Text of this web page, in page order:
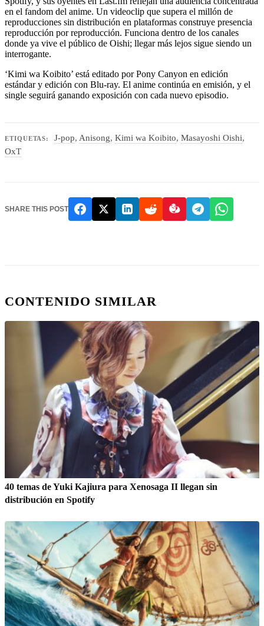
en el fandom del anime. Un videoclip que supera el millón de
reproducciones sin distribución en plataformas construye presencia
reproducción por reproducción. Funciona dentro de los canales
donde ya vive el público de Oishi; llegar más lejos sigue siendo un
interrogante.
‘Kimi wa Koibito’ está editado por Pony Canyon en edición
estándar y edición con Blu-ray. El anime continúa en emisión, y el
single seguirá ganando exposición con cada nuevo episodio.
ETIQUETAS: J-pop, Anisong, Kimi wa Koibito, Masayoshi Oishi,
OxT
SHARE THIS POST
CONTENIDO SIMILAR
40 temas de Yuki Kajiura para Xenosaga II llegan sin
distribución en Spotify